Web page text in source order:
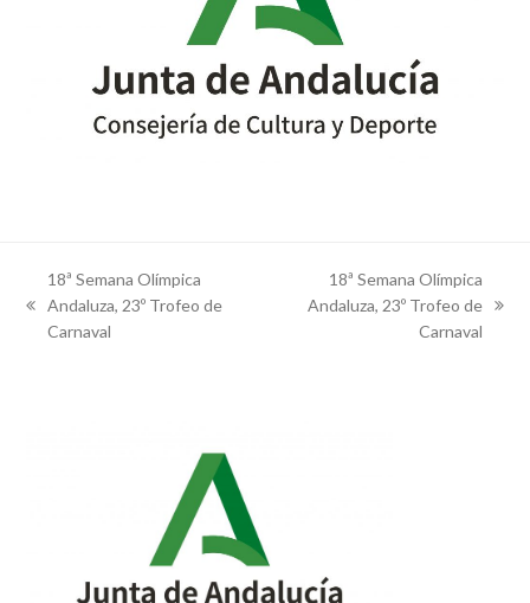
previous
post:
18ª Semana Olímpica
Andaluza, 23º Trofeo de
Carnaval
next
18ª Semana Olímpica
Andaluza, 23º Trofeo de
Carnaval